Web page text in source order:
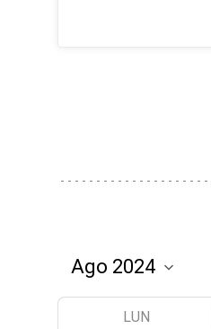
LUN